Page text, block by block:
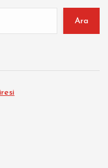
Ara